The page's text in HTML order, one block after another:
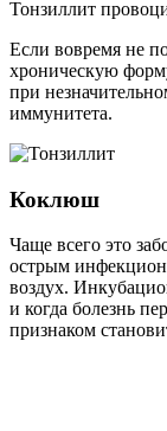
Тонзиллит
Если вовремя не
хроническую
при
иммунитета.
Коклюш
Чаще всего это
острым
воздух.
и когда болезнь
признаком